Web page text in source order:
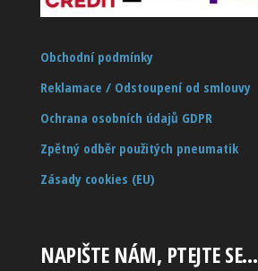
Obchodní podmínky
Reklamace / Odstoupení od smlouvy
Ochrana osobních údajů GDPR
Zpětný odběr použitých pneumatik
Zásady cookies (EU)
NAPIŠTE NÁM, PTEJTE SE…